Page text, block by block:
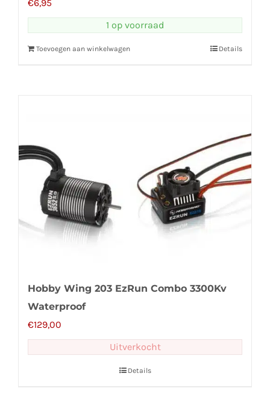
€6,95
1 op voorraad
Toevoegen aan winkelwagen Details
Hobby Wing 203 EzRun Combo 3300Kv
Waterproof
€129,00
Uitverkocht
Details